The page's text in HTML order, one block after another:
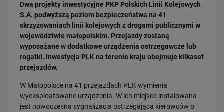
Dwa projekty inwestycyjne PKP Polskich Linii Kolejowych
S.A. podwyższą poziom bezpieczeństwa na 41
skrzyżowaniach linii kolejowych z drogami publicznymi w
województwie małopolskim. Przejazdy zostaną
wyposażane w dodatkowe urządzenia ostrzegawcze lub
rogatki. Inwestycja PLK na terenie kraju obejmuje kilkaset
przejazdów.
W Małopolsce na 41 przejazdach PLK wymienia
wyeksploatowane urządzenia. W ich miejsce instalowana
jest nowoczesna sygnalizacja ostrzegająca kierowców o
Dzięki KPO kolej zmieniła Limanową
PRZECZYTAJ